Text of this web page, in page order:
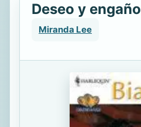
Deseo y engaño
Miranda Lee